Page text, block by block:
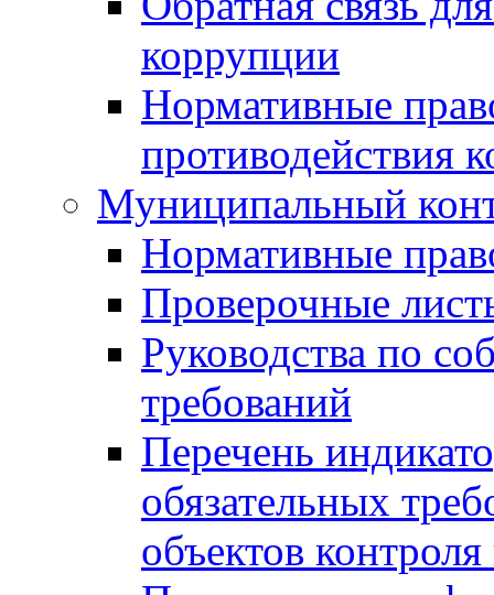
коррупции
Нормативные
противодействия
Муниципальный
Нормативные
Проверочные
Руководства по
требований
Перечень
обязательных
объектов